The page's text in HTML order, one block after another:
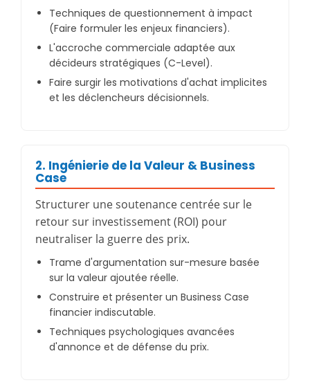
Techniques de questionnement à impact
(Faire formuler les enjeux financiers).
L'accroche commerciale adaptée aux
décideurs stratégiques (C-Level).
Faire surgir les motivations d'achat implicites
et les déclencheurs décisionnels.
2. Ingénierie de la Valeur & Business
Case
Structurer une soutenance centrée sur le
retour sur investissement (ROI) pour
neutraliser la guerre des prix.
Trame d'argumentation sur-mesure basée
sur la valeur ajoutée réelle.
Construire et présenter un Business Case
financier indiscutable.
Techniques psychologiques avancées
d'annonce et de défense du prix.